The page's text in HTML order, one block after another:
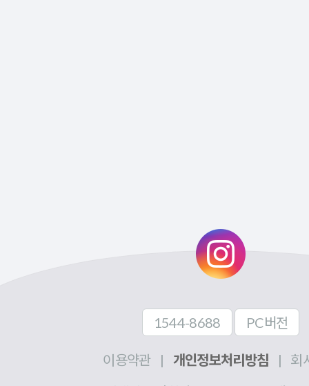
1544-8688 PC버전
이용약관 | 개인정보처리방침 |
회